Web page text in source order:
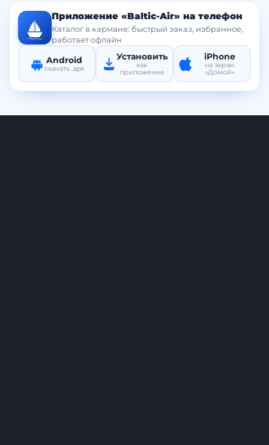
Приложение «Baltic-Air» на телефон
Каталог в кармане: быстрый заказ, избранное,
работает офлайн
Android
скачать .apk
Установить
как
приложение
iPhone
на экран
«Домой»